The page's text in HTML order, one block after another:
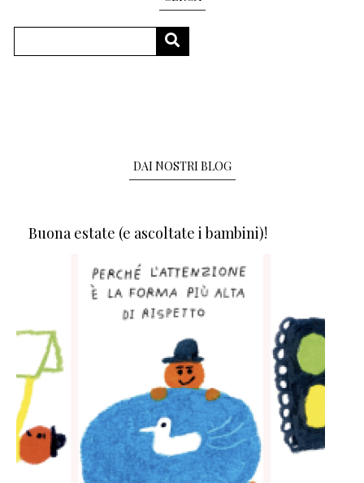
CERCA
DAI NOSTRI BLOG
Buona estate (e ascoltate i bambini)!